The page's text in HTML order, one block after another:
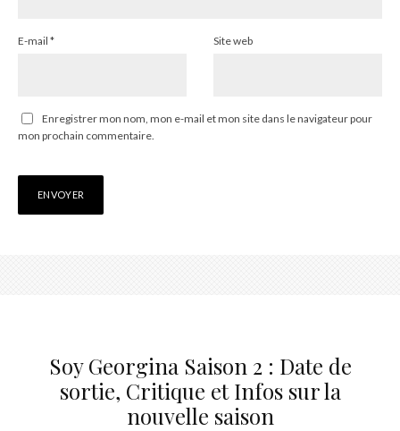
E-mail * Site web
Enregistrer mon nom, mon e-mail et mon site dans le navigateur pour
mon prochain commentaire.
Soy Georgina Saison 2 : Date de
sortie, Critique et Infos sur la
nouvelle saison